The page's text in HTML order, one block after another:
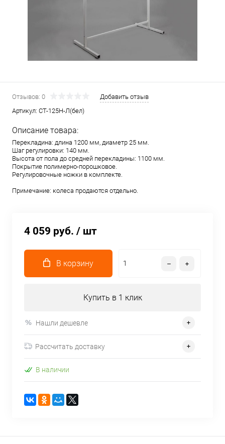
Отзывов: 0
Добавить отзыв
Артикул: СТ-125Н-Л(бел)
Описание товара:
Перекладина: длина 1200 мм, диаметр 25 мм.
Шаг регулировки: 140 мм.
Высота от пола до средней перекладины: 1100 мм.
Покрытие полимерно-порошковое.
Регулировочные ножки в комплекте.
Примечание: колеса продаются отдельно.
4 059 руб. / шт
В корзину
Купить в 1 клик
Нашли дешевле
Рассчитать доставку
В наличии